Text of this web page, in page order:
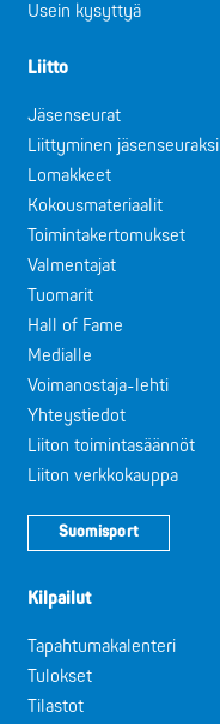
Usein kysyttyä
Liitto
Jäsenseurat
Liittyminen jäsenseuraksi
Lomakkeet
Kokousmateriaalit
Toimintakertomukset
Valmentajat
Tuomarit
Hall of Fame
Medialle
Voimanostaja-lehti
Yhteystiedot
Liiton toimintasäännöt
Liiton verkkokauppa
Suomisport
Kilpailut
Tapahtumakalenteri
Tulokset
Tilastot